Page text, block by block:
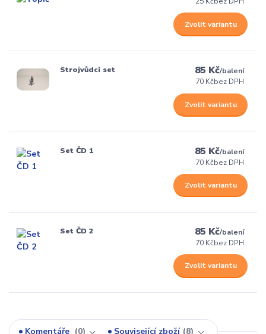
Zvolit variantu
Strojvůdci set 85 Kč/balení
70 Kčbez DPH
Zvolit variantu
Set ČD 1 85 Kč/balení
70 Kčbez DPH
Zvolit variantu
Set ČD 2 85 Kč/balení
70 Kčbez DPH
Zvolit variantu
Komentáře 0 Související zboží 8